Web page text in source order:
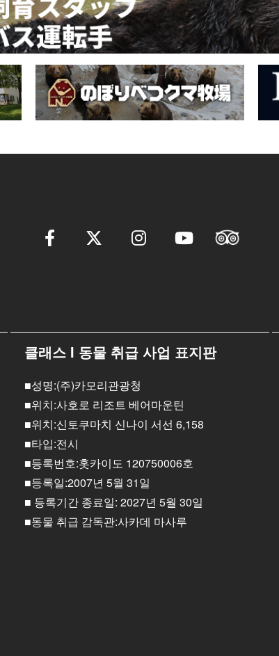
클래스 I 동물 취급 사업 표지판
■성명:(주)카모리관광청
■위치:사호로 리조트 베어마운틴
■위치:신토쿠마치 신나이 서선 6,158
■타입:전시
■등록번호:홋카이도 120750006호
■등록일:2007년 5월 31일
■ 등록기간 종료일: 2027년 5월 30일
■동물 취급 감독관:사카데 마사루